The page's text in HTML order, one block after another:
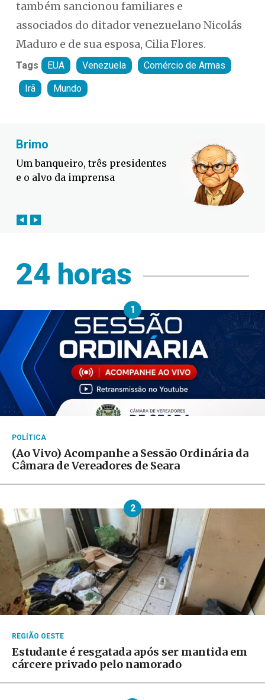
também sancionou familiares e
associados do ditador venezuelano Nicolás
Maduro e de sua esposa, Cilia Flores.
Tags EUA Venezuela Comércio de Armas
Irã Mundo
Fabiano Bordignon
Defesa Civil lança campanha
contra o El Niño em SC
24 horas
1
POLÍTICA
(Ao Vivo) Acompanhe a Sessão Ordinária da
Câmara de Vereadores de Seara
2
REGIÃO OESTE
Estudante é resgatada após ser mantida em
cárcere privado pelo namorado